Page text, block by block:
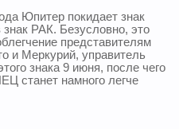
Юпитер покидает знак
знак РАК. Безусловно, это
представителям
и Меркурий, управитель
знака 9 июня, после чего
станет намного легче